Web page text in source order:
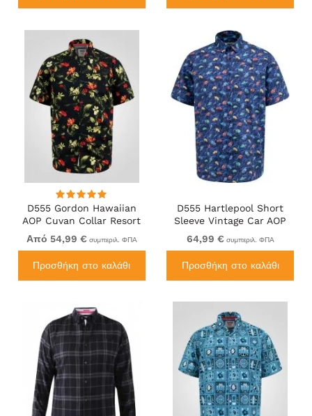
D555 Gordon Hawaiian
AOP Cuvan Collar Resort
Short Sleeve Black
Από 54,99 € συμπεριλ. ΦΠΑ
Προσθήκη στο καλάθι
D555 Hartlepool Short
Sleeve Vintage Car AOP
Stretch Shirt Blue
64,99 € συμπεριλ. ΦΠΑ
Προσθήκη στο καλάθι